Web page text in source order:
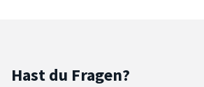
Hast du Fragen?